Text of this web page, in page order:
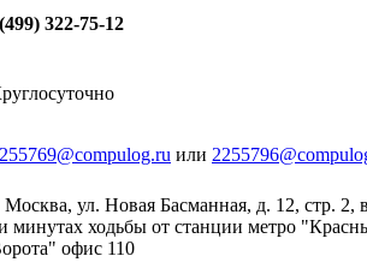
322-75-12
или
Москва, ул. Новая Басманная, д. 12, стр. 2,
минутах ходьбы от станции метро
офис 110